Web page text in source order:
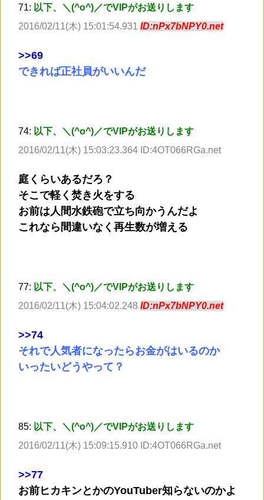
71: 以下、＼(^o^)／でVIPがお送りします
2016/02/11(木) 15:01:54.931 ID:nPx7bNPY0.net
>>69
できれば正社員がいいんだ
74: 以下、＼(^o^)／でVIPがお送りします
2016/02/11(木) 15:03:23.364 ID:4OT066RGa.net
庭くらいあるだろ？
そこで軽く焚き火をする
お前は人間水鉄砲で立ち向かうんだよ
これなら間違いなく再生数が増える
77: 以下、＼(^o^)／でVIPがお送りします
2016/02/11(木) 15:04:02.248 ID:nPx7bNPY0.net
>>74
それで人気者になったらお金がはいるのか
いったいどうやって？
85: 以下、＼(^o^)／でVIPがお送りします
2016/02/11(木) 15:09:15.910 ID:4OT066RGa.net
>>77
お前ヒカキンとかのYouTuber知らないのかよ